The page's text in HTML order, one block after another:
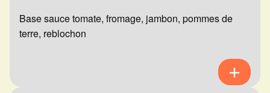
Base sauce tomate, fromage, jambon, pommes de
terre, reblochon